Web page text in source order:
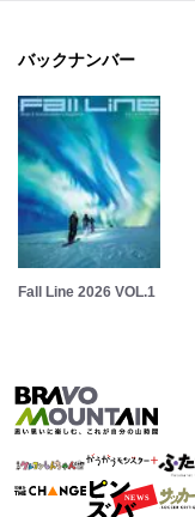
バックナンバー
Fall Line 2026 VOL.1